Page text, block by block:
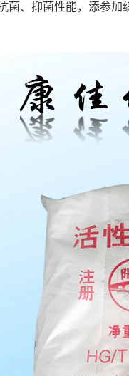
菌、抑菌性能，添参